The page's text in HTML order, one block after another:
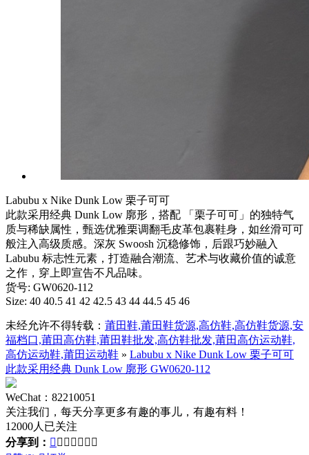
Labubu x Nike Dunk Low 栗子可可
此款采用经典 Dunk Low 廓形，搭配 「栗子可可」的独特气
质与稀缺属性，甄选优雅栗调翻毛皮革包裹鞋身，如丝滑可可
般注入高级质感。深灰 Swoosh 沉稳修饰，后跟巧妙融入
Labubu 标志性元素，打造融合潮流、艺术与收藏价值的诚意
之作，穿上即宣告不凡品味。
货号: GW0620-112
Size: 40 40.5 41 42 42.5 43 44 44.5 45 46
未经允许不得转载： 莆田鞋,莆田鞋货源,高仿鞋,高仿鞋货源,安
福档口,莆田高仿鞋,莆田鞋批发,高仿鞋批发,莆田高仿运动鞋,
高仿运动鞋,莆田运动鞋 » Labubu x Nike Dunk Low 栗子可可
此款采用经典 Dunk Low 廓形 GW0620-112
WeChat：82210051
关注我们，每天分享更多有趣的事儿，有趣有料！
12000人已关注
分享到：       